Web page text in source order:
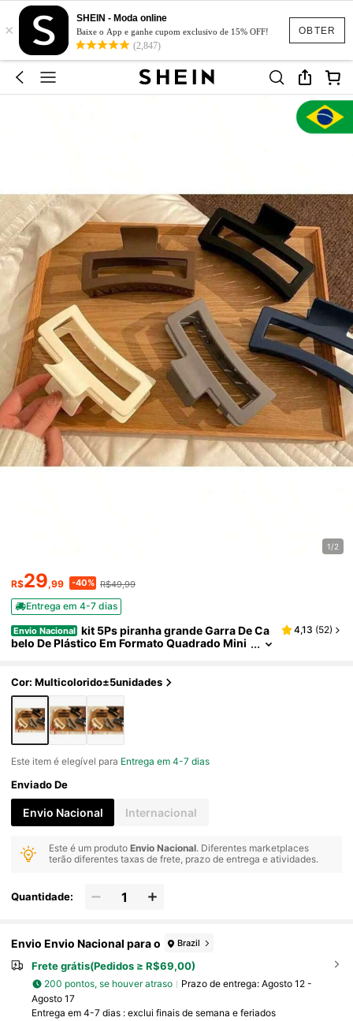
OBTER
×
SHEIN - Moda online
Baixe o App e ganhe cupom exclusivo de 15% OFF!
(2,847)
1/2
R$29,99 -40% R$49,99
Entrega em 4-7 dias
Envio Nacional kit 5Ps piranha grande Garra De Ca
belo De Plástico Em Formato Quadrado Mini
arnaval
4,13 (52)
Cor: Multicolorido±5unidades
Este item é elegível para Entrega em 4-7 dias
Enviado De
Envio Nacional Internacional
Este é um produtoEnvio Nacional. Diferentes marketplaces
terão diferentes taxas de frete, prazo de entrega e atividades.
Quantidade:
Envio Envio Nacional para o Brazil
Frete grátis(Pedidos ≥ R$69,00)
200 pontos, se houver atraso Prazo de entrega: Agosto 12 -
Agosto 17
Entrega em 4-7 dias : exclui finais de semana e feriados